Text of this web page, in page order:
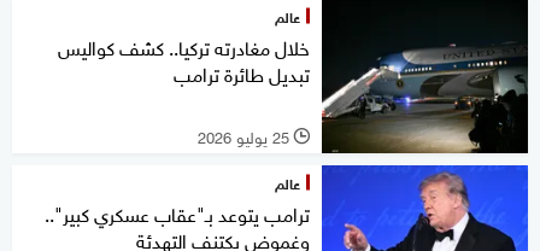
عالم
خلال مغادرته تركيا.. كشف كواليس
تبديل طائرة ترامب
l 25 يوليو 2026
عالم
ترامب يتوعد بـ"عقاب عسكري كبير"..
وغموض يكتنف التهدئة